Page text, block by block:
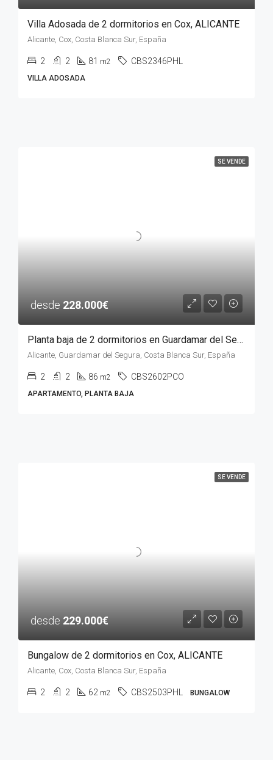
Villa Adosada de 2 dormitorios en Cox, ALICANTE
Alicante, Cox, Costa Blanca Sur, España
2 2 81 m2 CBS2346PHL
VILLA ADOSADA
SE VENDE
desde 228.000€
Planta baja de 2 dormitorios en Guardamar del Segura, ALICANTE
Alicante, Guardamar del Segura, Costa Blanca Sur, España
2 2 86 m2 CBS2602PCO
APARTAMENTO, PLANTA BAJA
SE VENDE
desde 229.000€
Bungalow de 2 dormitorios en Cox, ALICANTE
Alicante, Cox, Costa Blanca Sur, España
2 2 62 m2 CBS2503PHL BUNGALOW